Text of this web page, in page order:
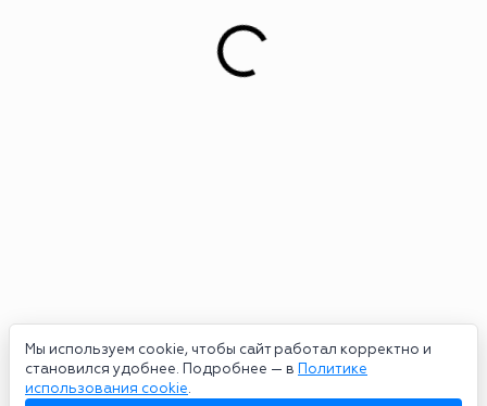
Мы используем cookie, чтобы сайт работал корректно и
становился удобнее. Подробнее — в Политике
использования cookie.